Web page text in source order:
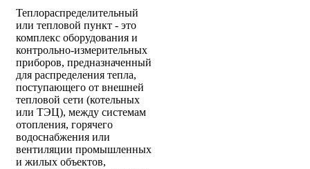
Теплораспределительный
или тепловой пункт - это
комплекс оборудования и
контрольно-измерительных
приборов, предназначенный
для распределения тепла,
поступающего от внешней
тепловой сети (котельных
или ТЭЦ), между системам
отопления, горячего
водоснабжения или
вентиляции промышленных
и жилых объектов,